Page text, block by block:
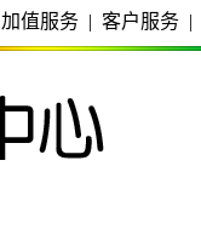
加值服务 | 客户服务 |